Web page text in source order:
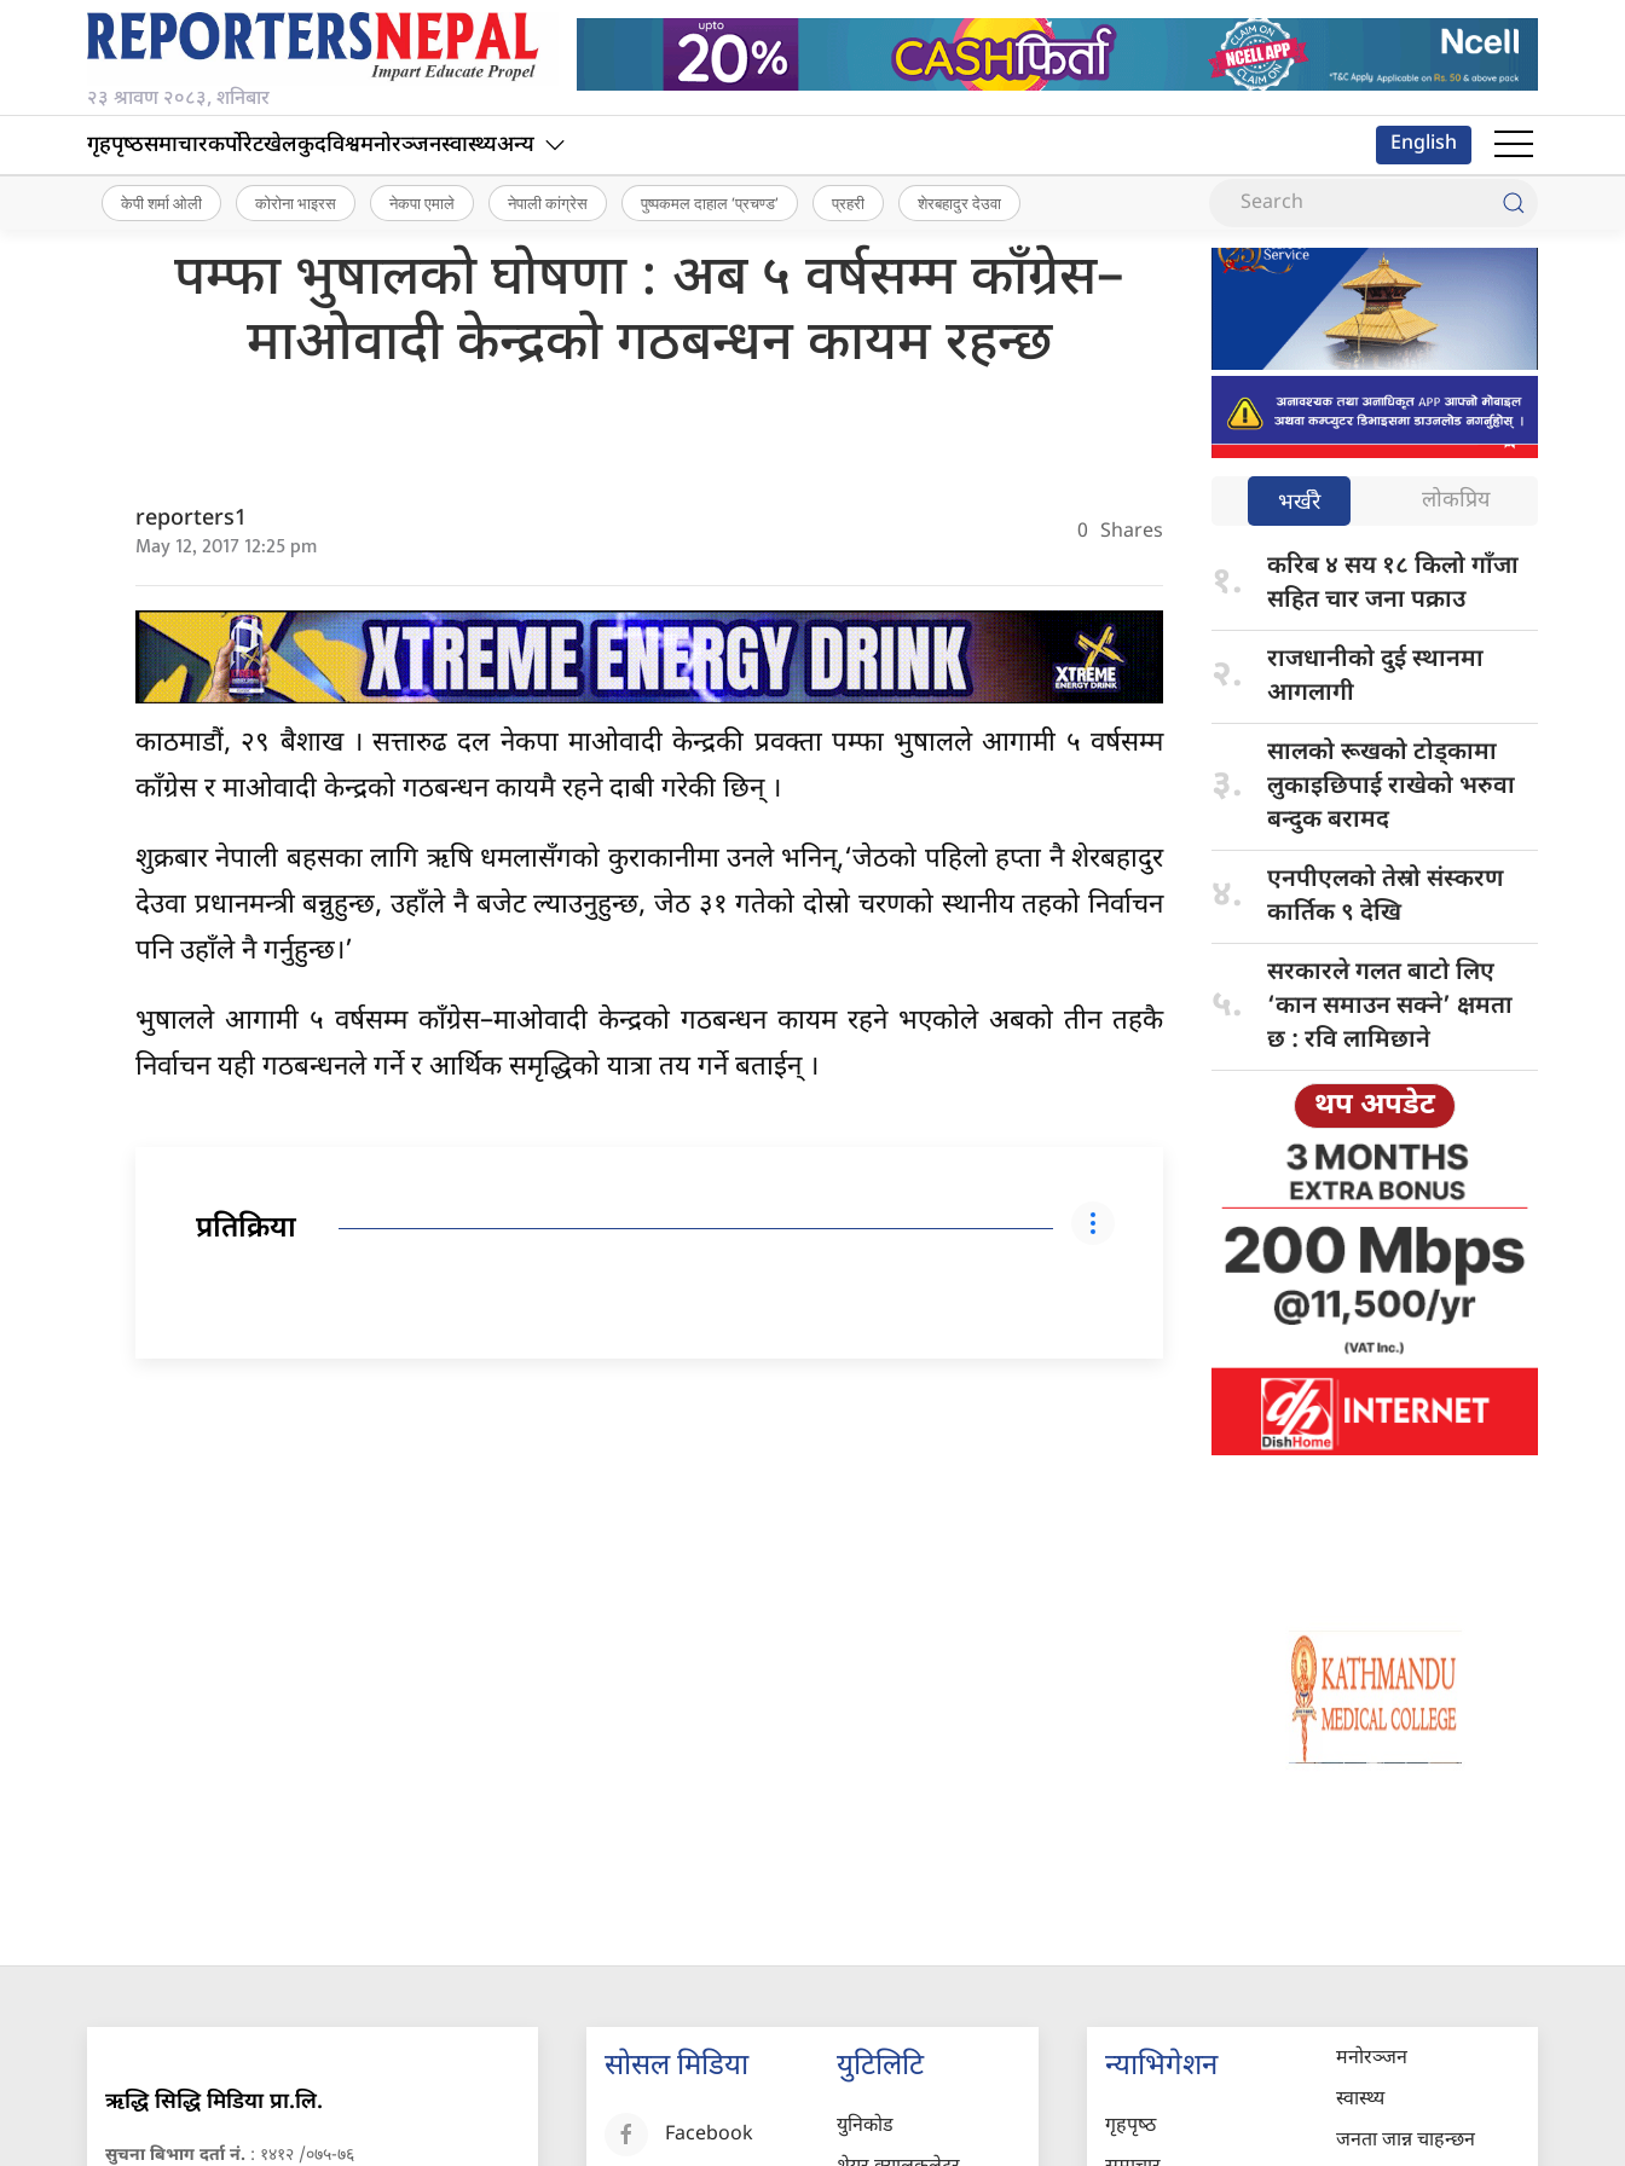
२३ श्रावण २०८३, शनिबार
गृहपृष्‍ठसमाचारकर्पोरेटखेलकुदविश्वमनोरञ्जनस्वास्थ्यअन्य English
केपी शर्मा ओली कोरोना भाइरस नेकपा एमाले नेपाली कांग्रेस पुष्पकमल दाहाल ‘प्रचण्ड’ प्रहरी शेरबहादुर देउवा
पम्फा भुषालको घोषणा : अब ५ वर्षसम्म काँग्रेस–
माओवादी केन्द्रको गठबन्धन कायम रहन्छ
reporters1
May 12, 2017 12:25 pm 0 Shares
काठमाडौं, २९ बैशाख । सत्तारुढ दल नेकपा माओवादी केन्द्रकी प्रवक्ता पम्फा भुषालले आगामी ५ वर्षसम्म
काँग्रेस र माओवादी केन्द्रको गठबन्धन कायमै रहने दाबी गरेकी छिन् ।
शुक्रबार नेपाली बहसका लागि ऋषि धमलासँगको कुराकानीमा उनले भनिन्,‘जेठको पहिलो हप्ता नै शेरबहादुर
देउवा प्रधानमन्त्री बन्नुहुन्छ, उहाँले नै बजेट ल्याउनुहुन्छ, जेठ ३१ गतेको दोस्रो चरणको स्थानीय तहको निर्वाचन
पनि उहाँले नै गर्नुहुन्छ।’
भुषालले आगामी ५ वर्षसम्म काँग्रेस–माओवादी केन्द्रको गठबन्धन कायम रहने भएकोले अबको तीन तहकै
निर्वाचन यही गठबन्धनले गर्ने र आर्थिक समृद्धिको यात्रा तय गर्ने बताईन् ।
प्रतिक्रिया
भर्खरै लोकप्रिय
१. करिब ४ सय १८ किलो गाँजा
सहित चार जना पक्राउ
२. राजधानीको दुईस्थानमा
आगलागी
३.
सालको रूखकोटोड्कामा
लुकाइछिपाई राखेको भरुवा
बन्दुक बरामद
४. एनपीएलको तेस्रोसंस्करण
कार्तिक ९ देखि
५.
सरकारले गलतबाटो लिए
‘कान समाउन सक्ने’ क्षमता
छ : रवि लामिछाने
थप अपडेट
ऋद्धि सिद्धि मिडिया प्रा.लि.
सुचना बिभाग दर्ता नं. : १४१२ /०७५-७६
सोसल मिडिया
Facebook
युटिलिटि
युनिकोड
न्याभिगेशन
गृहपृष्‍ठ
मनोरञ्जन
स्वास्थ्य
जनता जान्न चाहन्छन